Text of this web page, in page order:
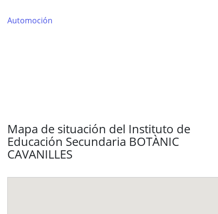
Automoción
Mapa de situación del Instituto de
Educación Secundaria BOTÀNIC
CAVANILLES